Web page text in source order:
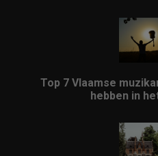
Top 7 Vlaamse
hebben in